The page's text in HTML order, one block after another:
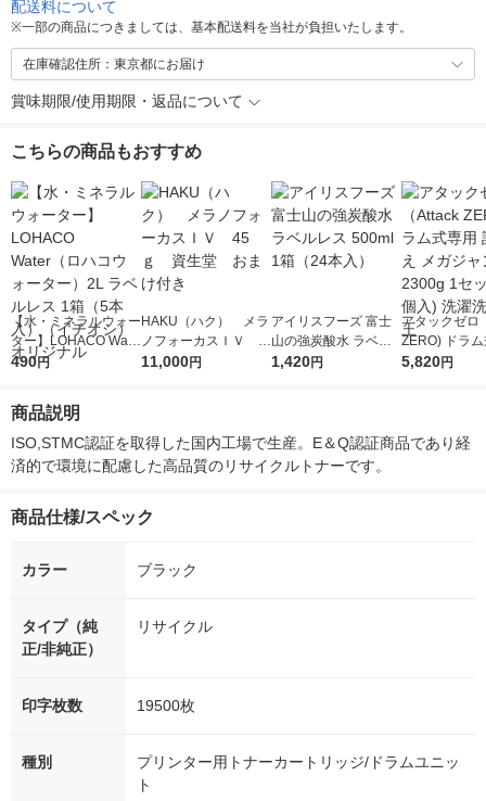
配送料について
※一部の商品につきましては、基本配送料を当社が負担いたします。
在庫確認住所：東京都にお届け
賞味期限/使用期限・返品について
こちらの商品もおすすめ
【水・ミネラルウォー
ター】LOHACO Wate
r（ロハコウォータ
シ） オリジナル
490円
HAKU（ハク） メラ
ノフォーカスＩＶ 4
5ｇ 資生堂 おまけ
11,000円
アイリスフーズ 富士
山の強炭酸水 ラベル
レス 500ml 1箱（24
1,420円
アタックゼロ
ZERO) ドラ
詰め替え メガ
5,820円
商品説明
ISO,STMC認証を取得した国内工場で生産。E＆Q認証商品であり経
済的で環境に配慮した高品質のリサイクルトナーです。
商品仕様/スペック
カラー ブラック
タイプ（純
正/非純正）
リサイクル
印字枚数 19500枚
種別
プリンター用トナーカートリッジ/ドラムユニッ
ト